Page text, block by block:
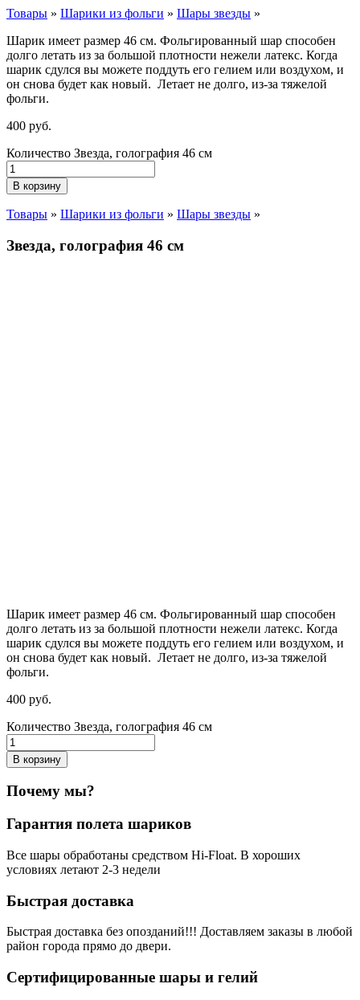
Товары » Шарики из фольги » Шары звезды »
Шарик имеет размер 46 см. Фольгированный шар способен
долго летать из за большой плотности нежели латекс. Когда
шарик сдулся вы можете поддуть его гелием или воздухом, и
он снова будет как новый. Летает не долго, из-за тяжелой
фольги.
400 руб.
Количество Звезда, голография 46 см
В корзину
Товары » Шарики из фольги » Шары звезды »
Звезда, голография 46 см
Шарик имеет размер 46 см. Фольгированный шар способен
долго летать из за большой плотности нежели латекс. Когда
шарик сдулся вы можете поддуть его гелием или воздухом, и
он снова будет как новый. Летает не долго, из-за тяжелой
фольги.
400 руб.
Количество Звезда, голография 46 см
В корзину
Почему мы?
Гарантия полета шариков
Все шары обработаны средством Hi-Float. В хороших
условиях летают 2-3 недели
Быстрая доставка
Быстрая доставка без опозданий!!! Доставляем заказы в любой
район города прямо до двери.
Сертифицированные шары и гелий